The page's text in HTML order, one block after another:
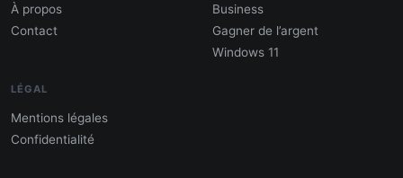
À propos
Contact
Business
Gagner de l’argent
Windows 11
LÉGAL
Mentions légales
Confidentialité